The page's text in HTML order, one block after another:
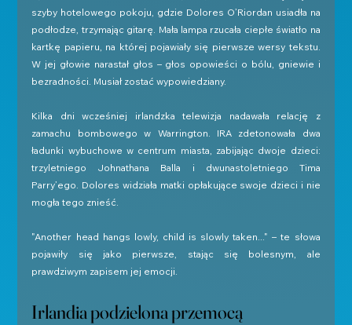
szyby hotelowego pokoju, gdzie Dolores O’Riordan usiadła na
podłodze, trzymając gitarę. Mała lampa rzucała ciepłe światło na
kartkę papieru, na której pojawiały się pierwsze wersy tekstu.
W jej głowie narastał głos – głos opowieści o bólu, gniewie i
bezradności. Musiał zostać wypowiedziany.
Kilka dni wcześniej irlandzka telewizja nadawała relację z
zamachu bombowego w Warrington. IRA zdetonowała dwa
ładunki wybuchowe w centrum miasta, zabijając dwoje dzieci:
trzyletniego Johnathana Balla i dwunastoletniego Tima
Parry’ego. Dolores widziała matki opłakujące swoje dzieci i nie
mogła tego znieść.
"Another head hangs lowly, child is slowly taken..." – te słowa
pojawiły się jako pierwsze, stając się bolesnym, ale
prawdziwym zapisem jej emocji.
Irlandia podzielona przemocą